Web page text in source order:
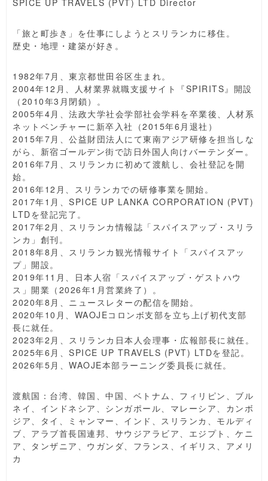
SPICE UP TRAVELS (PVT) LTD Director
「旅と町歩き」を仕事にしようとスリランカに移住。
歴史・地理・建築が好き。
1982年7月、東京都世田谷区生まれ。
2004年12月、人材業界就職支援サイト『SPIRITS』開設
（2010年3月閉鎖）。
2005年4月、法政大学社会学部社会学科を卒業後、人材系
ネットベンチャーに新卒入社（2015年6月退社）
2015年7月、公益財団法人にて東南アジア研修を担当しな
がら、新宿ゴールデン街で訪日外国人向けバーテンダー。
2016年7月、スリランカに初めて渡航し、会社登記を開
始。
2016年12月、スリランカでの研修事業を開始。
2017年1月、SPICE UP LANKA CORPORATION (PVT)
LTDを登記完了。
2017年2月、スリランカ情報誌「スパイスアップ・スリラ
ンカ」創刊。
2018年8月、スリランカ観光情報サイト「スパイスアッ
プ」開設。
2019年11月、日本人宿「スパイスアップ・ゲストハウ
ス」開業（2026年1月営業終了）。
2020年8月、ニュースレターの配信を開始。
2020年10月、WAOJEコロンボ支部を立ち上げ初代支部
長に就任。
2023年2月、スリランカ日本人会理事・広報部長に就任。
2025年6月、SPICE UP TRAVELS (PVT) LTDを登記。
2026年5月、WAOJE本部ラーニング委員長に就任。
渡航国：台湾、韓国、中国、ベトナム、フィリピン、ブル
ネイ、インドネシア、シンガポール、マレーシア、カンボ
ジア、タイ、ミャンマー、インド、スリランカ、モルディ
ブ、アラブ首長国連邦、サウジアラビア、エジプト、ケニ
ア、タンザニア、ウガンダ、フランス、イギリス、アメリ
カ